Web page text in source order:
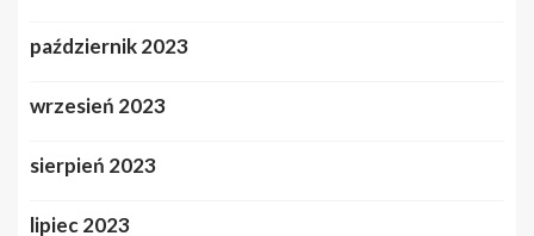
październik 2023
wrzesień 2023
sierpień 2023
lipiec 2023